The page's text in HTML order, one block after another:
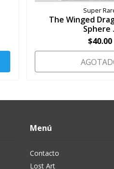
Super
The Winged
Sphere
$40.00
Menú
Contacto
Lost Art